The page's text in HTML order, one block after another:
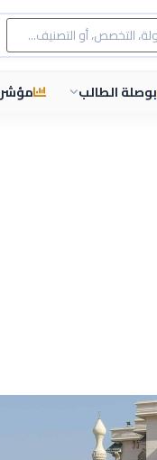
بوصلة الطالب مؤشر GUPI